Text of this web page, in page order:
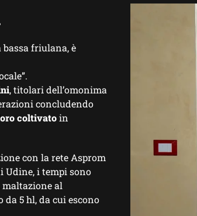
bassa friulana, è
, titolari dell’omonima
concludendo
coltivatoin
con la rete Asprom
Udine, i tempi sono
al
da 5 hl, da cui escono